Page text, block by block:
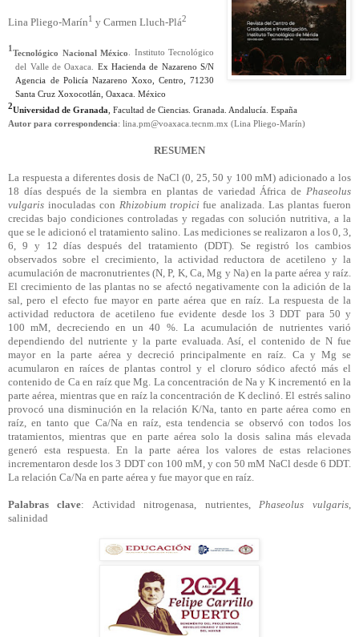
Lina Pliego-Marín1 y Carmen Lluch-Plá2
1Tecnológico Nacional México. Instituto Tecnológico
del Valle de Oaxaca. Ex Hacienda de Nazareno S/N
Agencia de Policía Nazareno Xoxo , Centro, 71230
Santa Cruz Xoxocotlán, Oaxaca. México
2Universidad de Granada, Facultad de Ciencias. Granada. Andalucía. España
Autor para correspondencia: lina.pm@voaxaca.tecnm.mx (Lina Pliego-Marín)
RESUMEN
La respuesta a diferentes dosis de NaCl (0, 25, 50 y 100mM) adicionado a los
18 días después de la siembra en plantas de variedad África de Phaseolus
vulgaris inoculadas con Rhizobium tropici fue analizada. Las plantas fueron
crecidas bajo condiciones controladas y regadas con solución nutritiva, a la
que se le adicionó el tratamiento salino. Las mediciones se realizaron a los 0, 3,
6, 9 y 12 días después del tratamiento (DDT). Se registró los cambios
observados sobre el crecimiento, la actividad reductora de acetileno y la
acumulación de macronutrientes (N, P, K, Ca, Mg y Na) en la parte aérea y raíz.
El crecimiento de las plantas no se afectó negativamente con la adición de la
sal, pero el efecto fue mayor en parte aérea que en raíz. La respuesta de la
actividad reductora de acetileno fue evidente desde los 3 DDT para 50 y
100mM, decreciendo en un 40 %. La acumulación de nutrientes varió
dependiendo del nutriente y la parte evaluada. Así, el contenido de N fue
mayor en la parte aérea y decreció principalmente en raíz. Ca y Mg se
acumularon en raíces de plantas control y el cloruro sódico afectó más el
contenido de Ca en raíz que Mg. La concentración de Na y K incrementó en la
parte aérea, mientras que en raíz la concentración de K declinó. El estrés salino
provocó una disminución en la relación K/Na, tanto en parte aérea como en
raíz, en tanto que Ca/Naen raíz, esta tendencia se observó con todos los
tratamientos, mientras que en parte aérea solo la dosis salina más elevada
generó esta respuesta. En la parte aérea los valores de estas relaciones
incrementaron desde los 3 DDT con 100 mM, y con 50mM NaCl desde 6 DDT.
La relación Ca/Na en parte aérea y fue mayor que en raíz.
Palabras clave: Actividad nitrogenasa, nutrientes,Phaseolus vulgaris,
salinidad